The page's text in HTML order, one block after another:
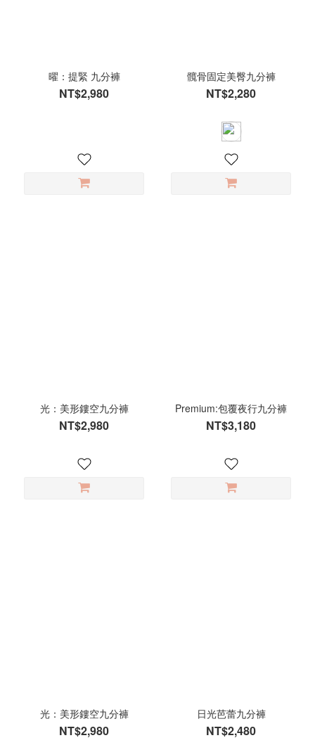
曜：提緊 九分褲
NT$2,980
髖骨固定美臀九分褲
NT$2,280
光：美形鏤空九分褲
NT$2,980
Premium:包覆夜行九分褲
NT$3,180
光：美形鏤空九分褲
NT$2,980
日光芭蕾九分褲
NT$2,480